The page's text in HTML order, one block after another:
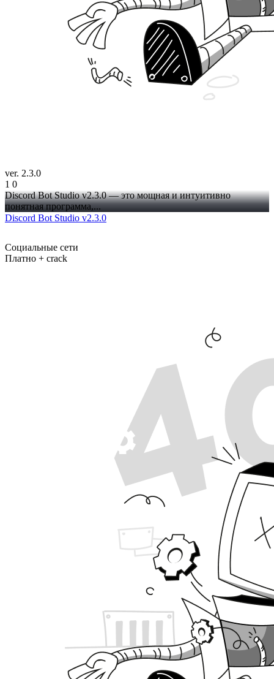
ver. 2.3.0
1 0
Discord Bot Studio v2.3.0 — это мощная и интуитивно
понятная программа,...
Discord Bot Studio v2.3.0
Социальные сети
Платно + crack